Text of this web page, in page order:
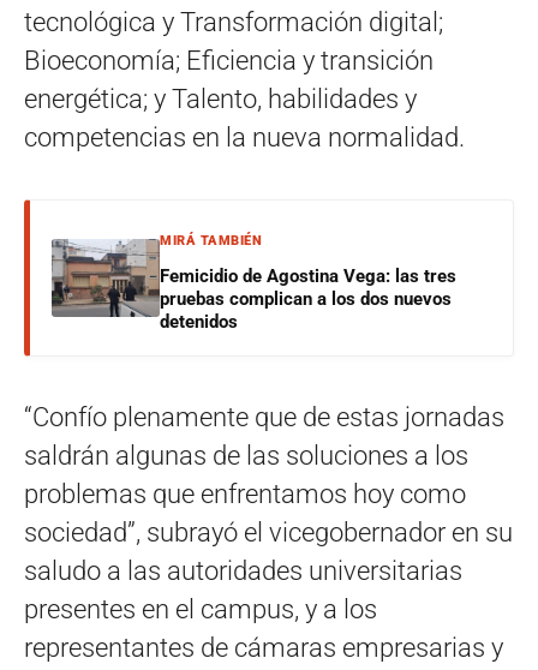
tecnológica y Transformación digital;
Bioeconomía; Eficiencia y transición
energética; y Talento, habilidades y
competencias en la nueva normalidad.
MIRÁ TAMBIÉN
Femicidio de Agostina Vega: las tres
pruebas complican a los dos nuevos
detenidos
“Confío plenamente que de estas jornadas
saldrán algunas de las soluciones a los
problemas que enfrentamos hoy como
sociedad”, subrayó el vicegobernador en su
saludo a las autoridades universitarias
presentes en el campus, y a los
representantes de cámaras empresarias y